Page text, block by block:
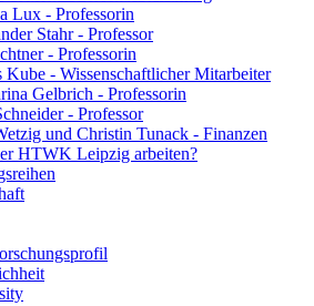
Lux - Professorin
Stahr - Professor
- Professorin
Kube - Wissenschaftlicher Mitarbeiter
Gelbrich - Professorin
- Professor
und Christin Tunack - Finanzen
HTWK Leipzig arbeiten?